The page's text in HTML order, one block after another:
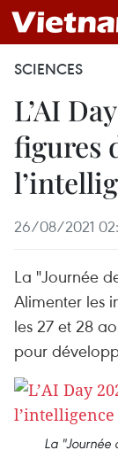
SCIENCES
L’AI
figures
26/08/2021
La "Journée
Alimenter les
les 27 et 28
pour
La "Journée